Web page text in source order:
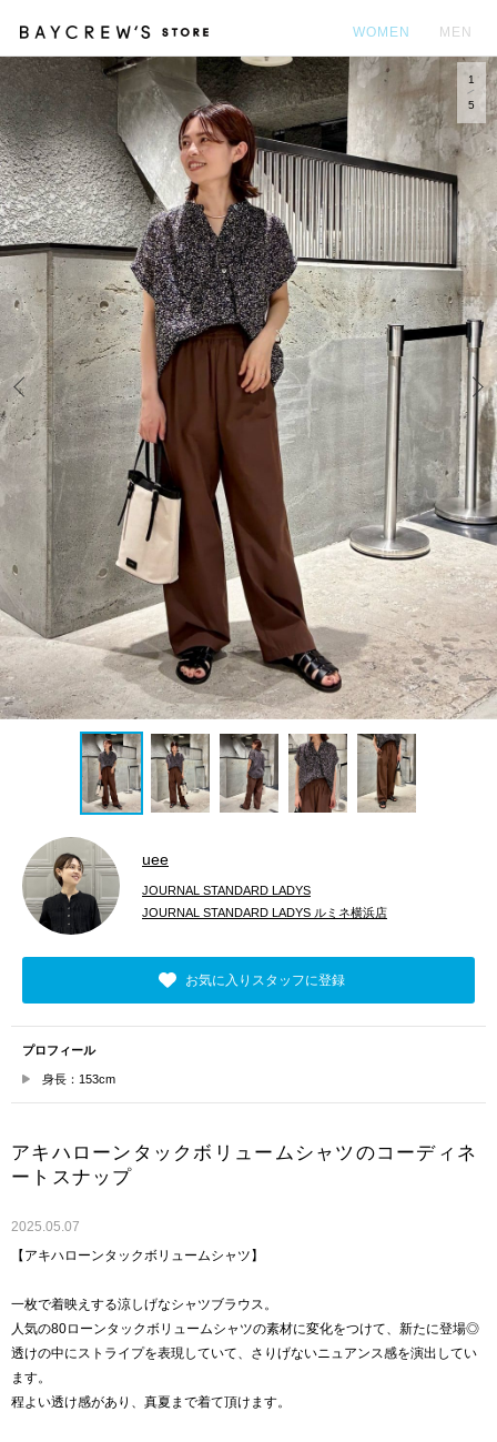
WOMEN MEN
Prev
1
5
uee
JOURNAL STANDARD LADYS
JOURNAL STANDARD LADYS ルミネ横浜店
お気に入りスタッフに登録
プロフィール
身長：153cm
アキハローンタックボリュームシャツのコーディネ
ートスナップ
2025.05.07
【アキハローンタックボリュームシャツ】
一枚で着映えする涼しげなシャツブラウス。
人気の80ローンタックボリュームシャツの素材に変化をつけて、新たに登場◎
透けの中にストライプを表現していて、さりげないニュアンス感を演出してい
ます。
程よい透け感があり、真夏まで着て頂けます。